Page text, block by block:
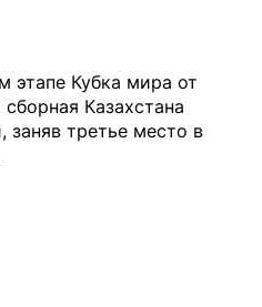
этапе Кубка мира от
Казахстана
заняв третье место в